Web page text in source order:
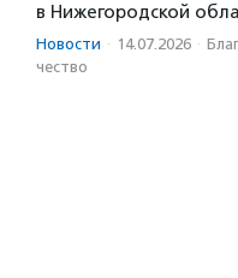
в Нижегородской
Новости · 14.07.2026 ·
чест­во